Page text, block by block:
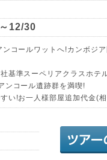
12/30
コールワットへ!カンボジ
基準スーペリアクラスホテ
ンコール遺跡群を満喫!
い!お一人様部屋追加代金(